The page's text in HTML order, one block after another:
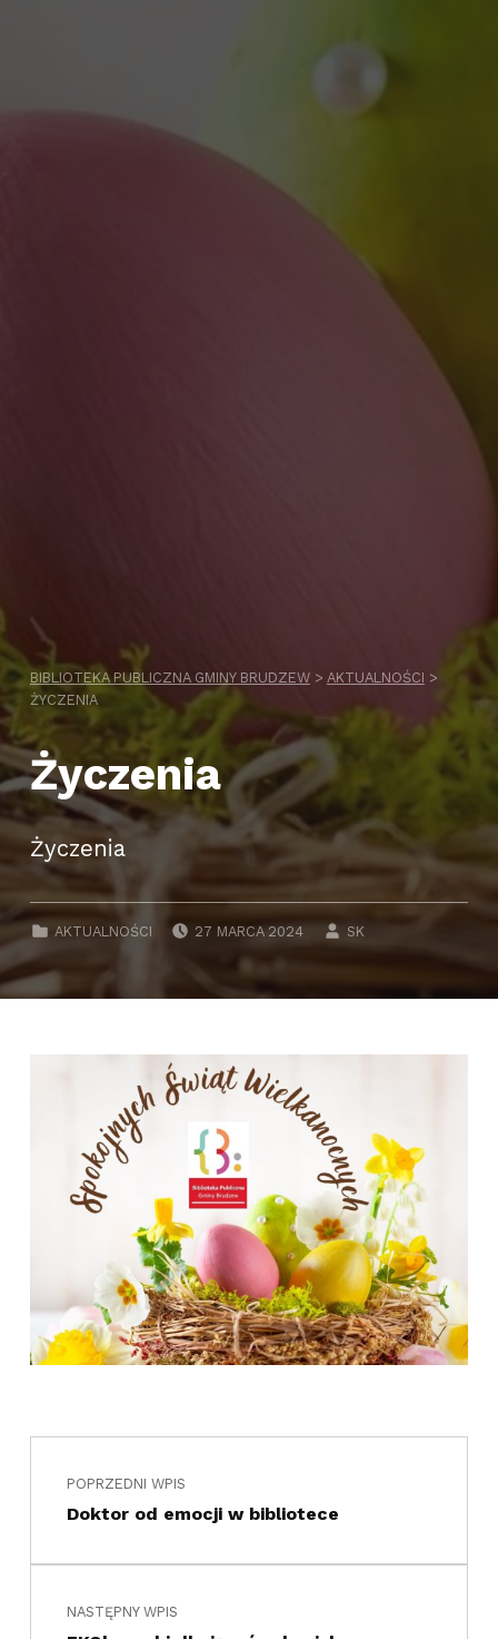
BIBLIOTEKA PUBLICZNA GMINY BRUDZEW> AKTUALNOŚCI >
ŻYCZENIA
Życzenia
Życzenia
CATEGORIZED IN:
AKTUALNOŚCI 27 MARCA 2024 SK
Przejdź wstecz do głównej nawigacji
Nawigacja wpisu
POPRZEDNI WPIS
Doktor od emocji w bibliotece
NASTĘPNY WPIS